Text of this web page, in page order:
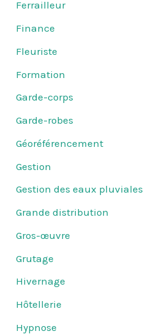
Ferrailleur
Finance
Fleuriste
Formation
Garde-corps
Garde-robes
Géoréférencement
Gestion
Gestion des eaux pluviales
Grande distribution
Gros-œuvre
Grutage
Hivernage
Hôtellerie
Hypnose